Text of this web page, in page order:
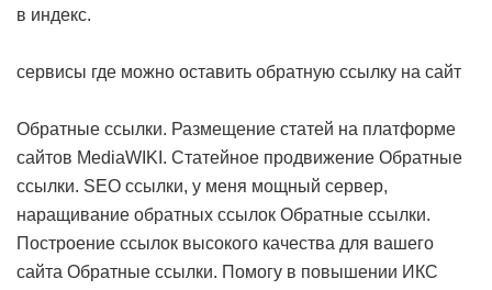
в индекс.
сервисы где можно оставить обратную ссылку на сайт
Обратные ссылки. Размещение статей на платформе
сайтов MediaWIKI. Статейное продвижение Обратные
ссылки. SEO ссылки, у меня мощный сервер,
наращивание обратных ссылок Обратные ссылки.
Построение ссылок высокого качества для вашего
сайта Обратные ссылки. Помогу в повышении ИКС